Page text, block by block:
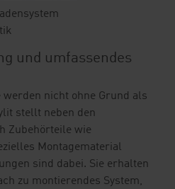
und umfassendes
werden nicht ohne Grund als
stellt neben den
Zubehörteile wie
Montagematerial
sind dabei. Sie erhalten
zu montierendes System,